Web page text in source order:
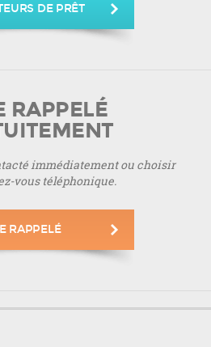
DE PRÊT
RAPPELÉ
immédiatement ou choisir
vous téléphonique.
RAPPELÉ